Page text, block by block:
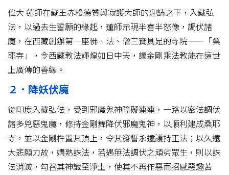
偉大 蓮師在藏王赤松德贊與寂護大師的迎請之下，入藏弘
法，以過去生誓願的緣起，蓮師示現半喜半怒像，調伏諸
魔，在西藏創辦第一座佛、法、僧三寶具足的寺院——「桑
耶寺」，令西藏教法輝煌如日中天，讓金剛乘法教能在這世
上廣傳的善緣。
２．降妖伏魔
從印度入藏弘法，受到邪魔鬼神障礙連連，一路以密法調伏
諸多兇惡鬼魔，修持金剛舞降伏邪魔鬼神，以順利建成桑耶
寺，並以金剛杵置其頂上，令其發誓永遠護持正法；以久遠
大悲願力故，嫻熟誅法，若遇無法調伏之頑劣眾生，則以誅
法消滅，勾召其神識至淨土，使其不再作惡而招感惡趣苦